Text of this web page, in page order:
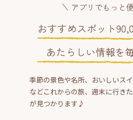
アプリでもっと
おすすめスポット
あたらしい情報を
季節の景色や名所、おいしいス
などこれからの旅、週末に行き
が見つかります♪